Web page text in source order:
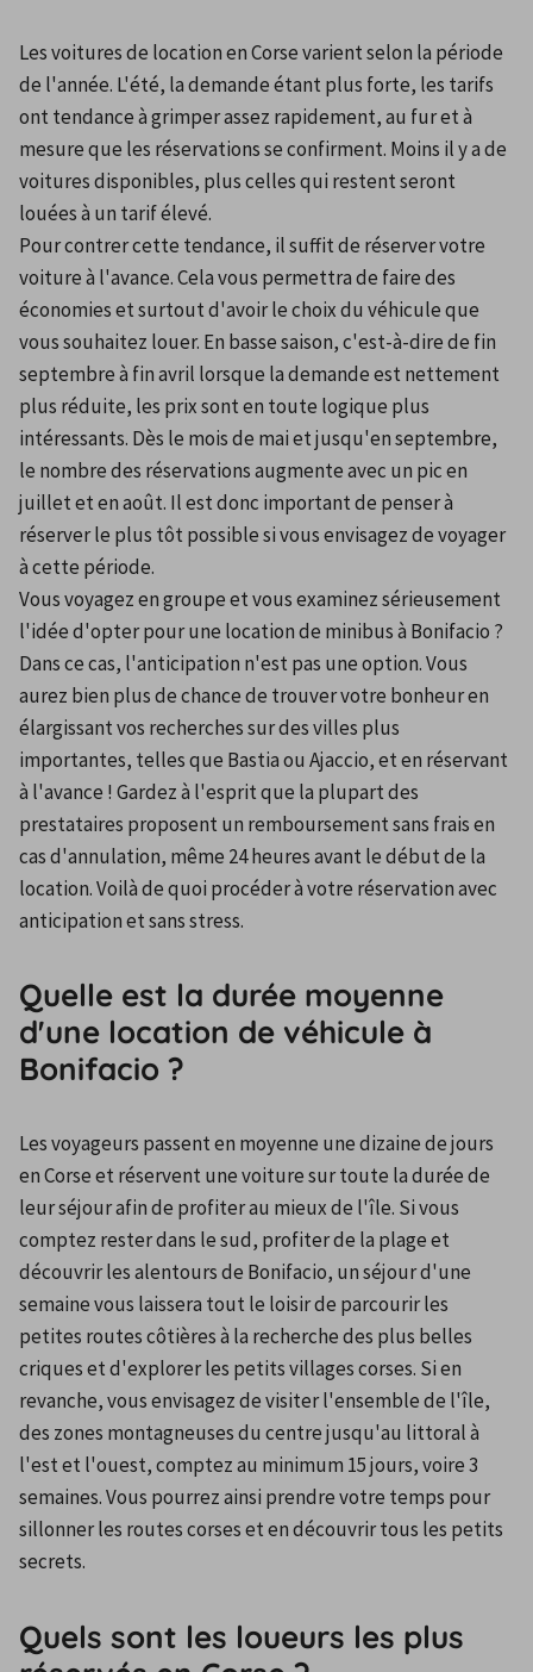
Les voitures de location en Corse varient selon la période
de l'année. L'été, la demande étant plus forte, les tarifs
ont tendance à grimper assez rapidement, au fur et à
mesure que les réservations se confirment. Moins il y a de
voitures disponibles, plus celles qui restent seront
louées à un tarif élevé.
Pour contrer cette tendance, il suffit de réserver votre
voiture à l'avance. Cela vous permettra de faire des
économies et surtout d'avoir le choix du véhicule que
vous souhaitez louer. En basse saison, c'est-à-dire de fin
septembre à fin avril lorsque la demande est nettement
plus réduite, les prix sont en toute logique plus
intéressants. Dès le mois de mai et jusqu'en septembre,
le nombre des réservations augmente avec un pic en
juillet et en août. Il est donc important de penser à
réserver le plus tôt possible si vous envisagez de voyager
à cette période.
Vous voyagez en groupe et vous examinez sérieusement
l'idée d'opter pour une location de minibus à Bonifacio ?
Dans ce cas, l'anticipation n'est pas une option. Vous
aurez bien plus de chance de trouver votre bonheur en
élargissant vos recherches sur des villes plus
importantes, telles que Bastia ou Ajaccio, et en réservant
à l'avance ! Gardez à l'esprit que la plupart des
prestataires proposent un remboursement sans frais en
cas d'annulation, même 24 heures avant le début de la
location. Voilà de quoi procéder à votre réservation avec
anticipation et sans stress.
Quelle est la durée moyenne
d'une location de véhicule à
Bonifacio ?
Les voyageurs passent en moyenne une dizaine de jours
en Corse et réservent une voiture sur toute la durée de
leur séjour afin de profiter au mieux de l'île. Si vous
comptez rester dans le sud, profiter de la plage et
découvrir les alentours de Bonifacio, un séjour d'une
semaine vous laissera tout le loisir de parcourir les
petites routes côtières à la recherche des plus belles
criques et d'explorer les petits villages corses. Si en
revanche, vous envisagez de visiter l'ensemble de l'île,
des zones montagneuses du centre jusqu'au littoral à
l'est et l'ouest, comptez au minimum 15 jours, voire 3
semaines. Vous pourrez ainsi prendre votre temps pour
sillonner les routes corses et en découvrir tous les petits
secrets.
Quels sont les loueurs les plus